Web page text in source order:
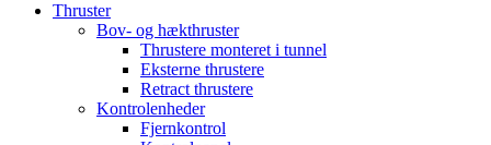
Thruster
Bov- og hækthruster
Thrustere monteret i tunnel
Eksterne thrustere
Retract thrustere
Kontrolenheder
Fjernkontrol